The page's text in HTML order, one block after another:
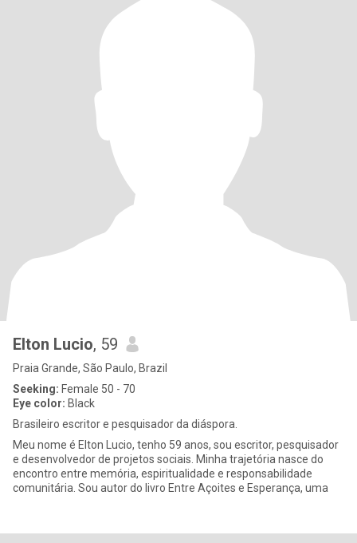
Elton Lucio, 59
Praia Grande, São Paulo, Brazil
Seeking: Female 50 - 70
Eye color: Black
Brasileiro escritor e pesquisador da diáspora.
Meu nome é Elton Lucio, tenho 59 anos, sou escritor, pesquisador
e desenvolvedor de projetos sociais. Minha trajetória nasce do
encontro entre memória, espiritualidade e responsabilidade
comunitária. Sou autor do livro Entre Açoites e Esperança, uma